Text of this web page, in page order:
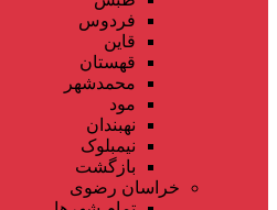
فردوس
قاین
قهستان
محمدشهر
مود
نهبندان
نیمبلوک
بازگشت
خراسان رضوی